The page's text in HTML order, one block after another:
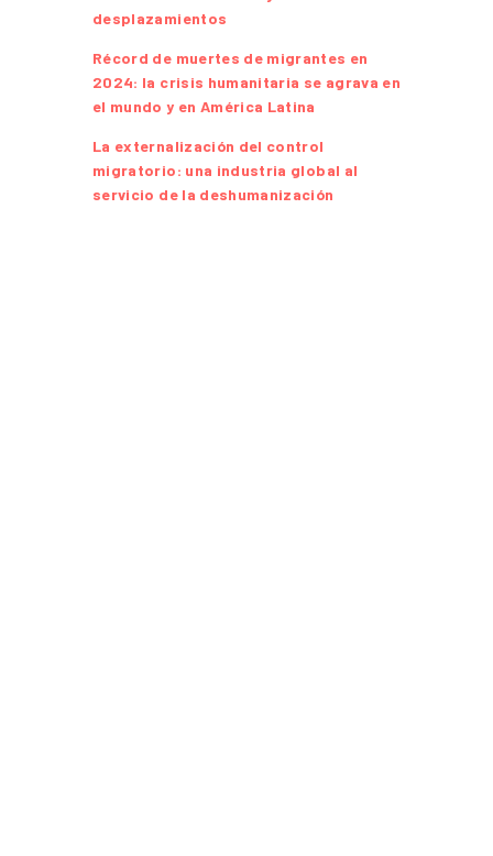
desplazamientos
Récord de muertes de migrantes en
2024: la crisis humanitaria se agrava en
el mundo y en América Latina
La externalización del control
migratorio: una industria global al
servicio de la deshumanización